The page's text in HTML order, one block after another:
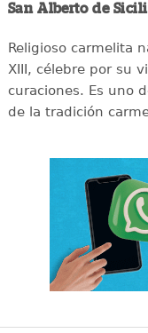
San Alberto de
Religioso carmelita
XIII, célebre por su
curaciones. Es uno
de la tradición